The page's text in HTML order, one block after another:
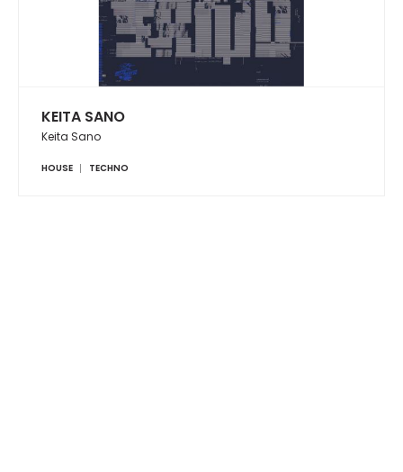
KEITA SANO
Keita Sano
HOUSE TECHNO